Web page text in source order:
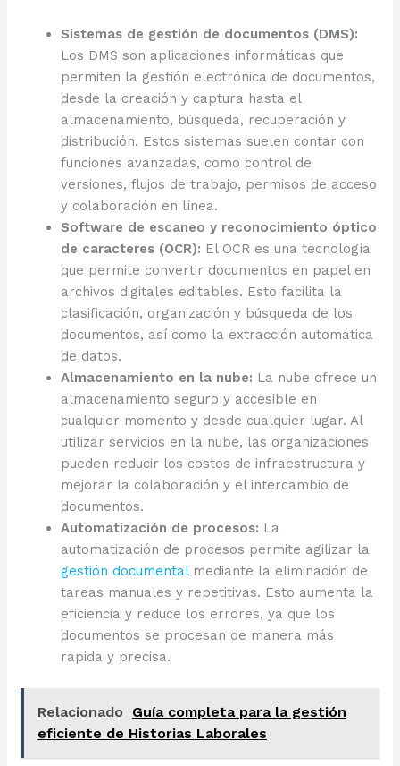
Sistemas de gestión de documentos (DMS):
Los DMS son aplicaciones informáticas que
permiten la gestión electrónica de documentos,
desde la creación y captura hasta el
almacenamiento, búsqueda, recuperación y
distribución. Estos sistemas suelen contar con
funciones avanzadas, como control de
versiones, flujos de trabajo, permisos de acceso
y colaboración en línea.
Software de escaneo y reconocimiento óptico
de caracteres (OCR): El OCR es una tecnología
que permite convertir documentos en papel en
archivos digitales editables. Esto facilita la
clasificación, organización y búsqueda de los
documentos, así como la extracción automática
de datos.
Almacenamiento en la nube: La nube ofrece un
almacenamiento seguro y accesible en
cualquier momento y desde cualquier lugar. Al
utilizar servicios en la nube, las organizaciones
pueden reducir los costos de infraestructura y
mejorar la colaboración y el intercambio de
documentos.
Automatización de procesos: La
automatización de procesos permite agilizar la
gestión documentalmediante la eliminación de
tareas manuales y repetitivas. Esto aumenta la
eficiencia y reduce los errores, ya que los
documentos se procesan de manera más
rápida y precisa.
Relacionado
Guía completa para la gestión
eficiente de Historias Laborales